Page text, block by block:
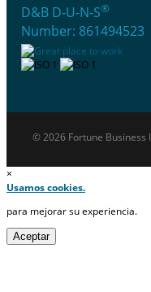
D&B D-U-N-S®
Number: 861494523
© 2026 Fortune Business
×
Usamos cookies.
para mejorar su experiencia.
Aceptar